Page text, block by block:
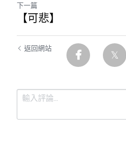
下一篇
【可悲】
返回網站